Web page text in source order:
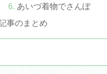
あいづ着物でさんぽ
事のまとめ